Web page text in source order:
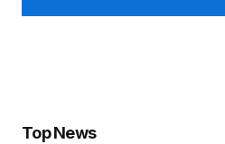
Top News